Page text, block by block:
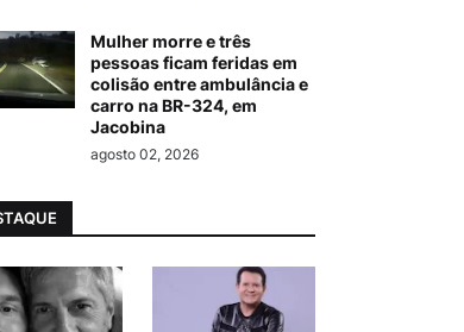
Mulher morre e três
pessoas ficam feridas em
colisão entre ambulância e
carro na BR-324, em
Jacobina
agosto 02, 2026